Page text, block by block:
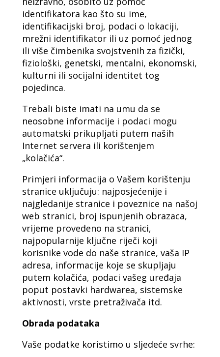
identifikatora kao što su ime,
identifikacijski broj, podaci o lokaciji,
mrežni identifikator ili uz pomoć jednog
ili više čimbenika svojstvenih za fizički,
fiziološki, genetski, mentalni, ekonomski,
kulturni ili socijalni identitet tog
pojedinca.
Trebali biste imati na umu da se
neosobne informacije i podaci mogu
automatski prikupljati putem naših
Internet servera ili korištenjem
„kolačića“.
Primjeri informacija o Vašem korištenju
stranice uključuju: najposjećenije i
najgledanije stranice i poveznice na našoj
web stranici, broj ispunjenih obrazaca,
vrijeme provedeno na stranici,
najpopularnije ključne riječi koji
korisnike vode do naše stranice, vaša IP
adresa, informacije koje se skupljaju
putem kolačića, podaci vašeg uređaja
poput postavki hardwarea, sistemske
aktivnosti, vrste pretraživača itd.
Obrada podataka
Vaše podatke koristimo u sljedeće svrhe: